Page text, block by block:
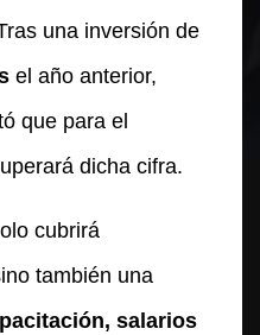
una inversión de
el año anterior,
que para el
dicha cifra.
cubrirá
también una
salarios